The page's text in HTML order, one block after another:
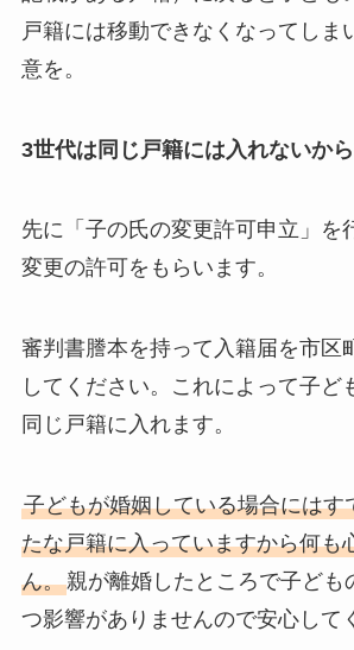
戸籍には移動できなくなってしま
意を。
3世代は同じ戸籍には入れないから
先に「子の氏の変更許可申立」を
変更の許可をもらいます。
審判書謄本を持って入籍届を市区
してください。これによって子ど
同じ戸籍に入れます。
子どもが婚姻している場合にはす
たな戸籍に入っていますから何も
ん。親が離婚したところで子ども
つ影響がありませんので安心して